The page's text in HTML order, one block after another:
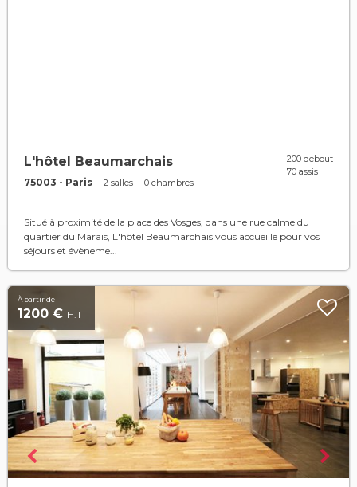
L'hôtel Beaumarchais
75003 - Paris 2 salles 0 chambres
200 debout
70 assis
Situé à proximité de la place des Vosges, dans une rue calme du
quartier du Marais, L'hôtel Beaumarchais vous accueille pour vos
séjours et évèneme...
À partir de
1200 € H.T